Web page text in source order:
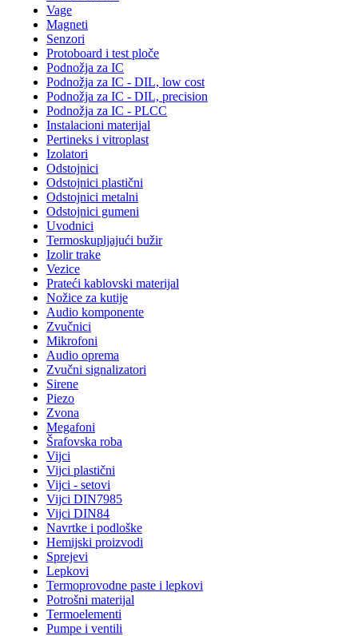
Vage
Magneti
Senzori
Protoboard i test ploče
Podnožja za IC
Podnožja za IC - DIL, low cost
Podnožja za IC - DIL, precision
Podnožja za IC - PLCC
Instalacioni materijal
Pertineks i vitroplast
Izolatori
Odstojnici
Odstojnici plastični
Odstojnici metalni
Odstojnici gumeni
Uvodnici
Termoskupljajući bužir
Izolir trake
Vezice
Prateći kablovski materijal
Nožice za kutije
Audio komponente
Zvučnici
Mikrofoni
Audio oprema
Zvučni signalizatori
Sirene
Piezo
Zvona
Megafoni
Šrafovska roba
Vijci
Vijci plastični
Vijci - setovi
Vijci DIN7985
Vijci DIN84
Navrtke i podloške
Hemijski proizvodi
Sprejevi
Lepkovi
Termoprovodne paste i lepkovi
Potrošni materijal
Termoelementi
Pumpe i ventili